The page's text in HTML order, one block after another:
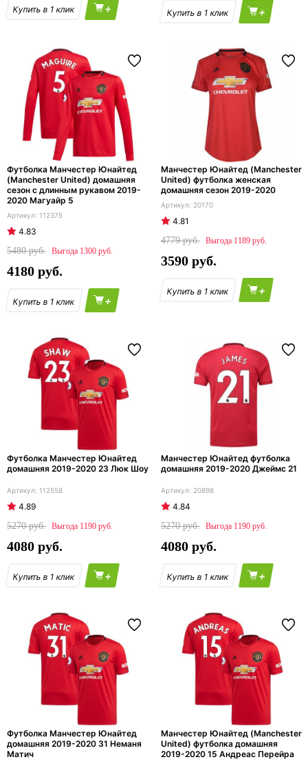
+ +
Футболка Манчестер Юнайтед
(Manchester United) домашняя
сезон с длинным рукавом 2019-
2020 Магуайр 5
112375
4.83
5480
1300
4180
+
Манчестер Юнайтед (Manchester
United) футболка женская
домашняя сезон 2019-2020
20170
4.81
4779
1189
3590
+
Футболка Манчестер Юнайтед
домашняя 2019-2020 23 Люк Шоу
112558
4.89
5270
1190
4080
+
Манчестер Юнайтед футболка
домашняя 2019-2020 Джеймс 21
20898
4.84
5270
1190
4080
+
Футболка Манчестер Юнайтед
домашняя 2019-2020 31 Неманя
Матич
Манчестер Юнайтед (Manchester
United) футболка домашняя
2019-2020 15 Андреас Перейра